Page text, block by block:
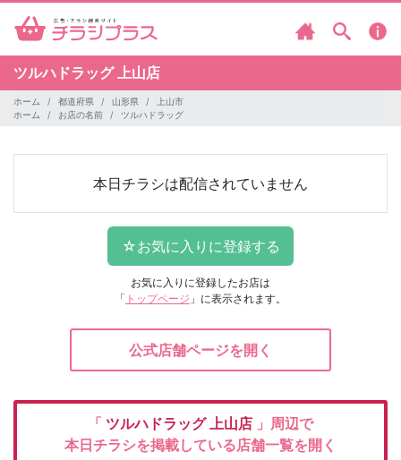
ツルハドラッグ 上山店
ホーム 都道府県 山形県
上山市
ホーム
お店の名前 ツルハドラッグ
本日チラシは配信されていません
お気に入りに登録したお店は
「 トップページ 」に表示されます。
公式店舗ページを開く
「 ツルハドラッグ 上山店 」周辺で
本日チラシを掲載している店舗一覧を開く